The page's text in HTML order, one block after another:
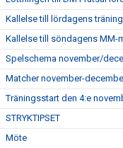
Kallelse till lördagens
Kallelse till söndagens MM-
Spelschema november/
Matcher november-
Träningsstart den 4:e
STRYKTIPSET
Möte